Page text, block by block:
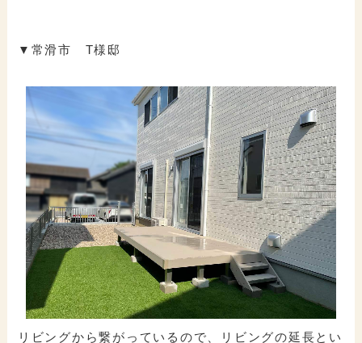
▼常滑市 T様邸
リビングから繋がっているので、リビングの延長とい